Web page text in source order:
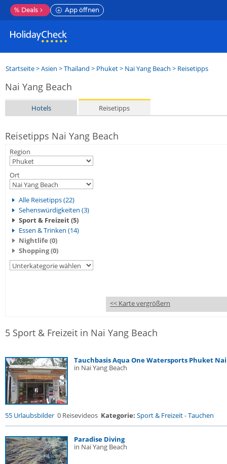
% Deals App öffnen
Startseite>Asien >Thailand > Phuket> Nai Yang Beach > Reisetipps
Nai Yang Beach
Hotels Reisetipps
Reisetipps Nai Yang Beach
Region
Ort
Alle Reisetipps (22)
Sehenswürdigkeiten (3)
Sport & Freizeit (5)
Essen & Trinken (14)
Nightlife (0)
Shopping (0)
<< Karte vergrößern
5 Sport & Freizeit in Nai Yang Beach
Tauchbasis Aqua One Watersports Phuket Nai
in Nai Yang Beach
55 Urlaubsbilder 0 Reisevideos Kategorie: Sport & Freizeit-Tauchen
Paradise Diving
in Nai Yang Beach